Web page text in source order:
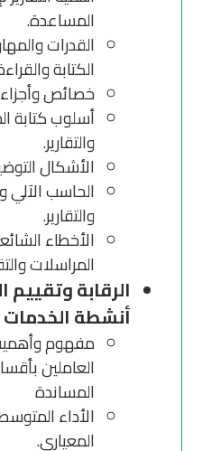
المساعدة.
القدرات
الكتابة
خصائص وأجزاء
أسلوب كتابة
والتقارير.
الأشكال
الحاسب الآلي
والتقارير.
الأخطاء
المراسلات
الرقابة وتقييم
أنشطة
مفهوم
العاملين
المساندة
الأداء
المعياري.